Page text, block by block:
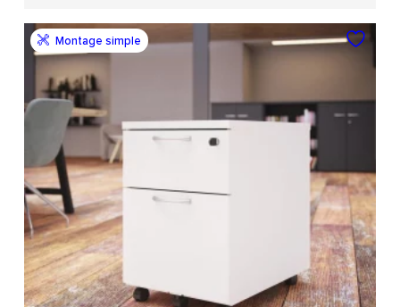
Montage simple